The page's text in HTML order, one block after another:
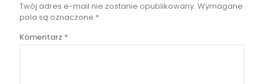
Twój adres e-mail nie zostanie opublikowany. Wymagane
pola są oznaczone *
Komentarz *